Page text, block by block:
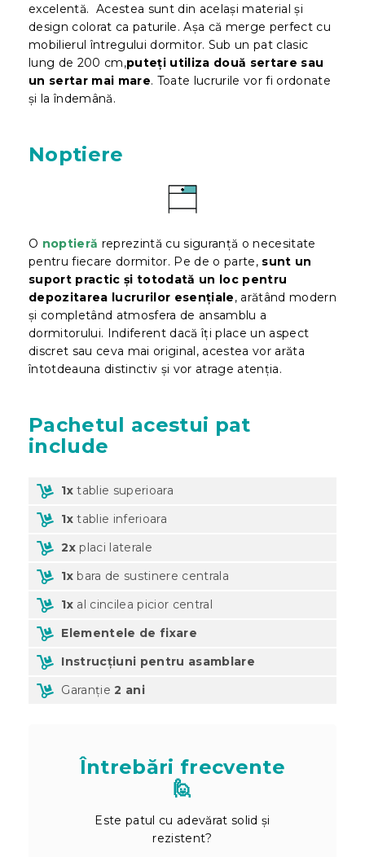
excelentă. Acestea sunt din același material și
design colorat ca paturile. Așa că merge perfect cu
mobilierul întregului dormitor. Sub un pat clasic
lung de 200 cm,puteți utiliza două sertare sau
un sertar mai mare. Toate lucrurile vor fi ordonate
și la îndemână.
Noptiere
O noptieră reprezintă cu siguranță o necesitate
pentru fiecare dormitor. Pe de o parte, sunt un
suport practic și totodată un loc pentru
depozitarea lucrurilor esențiale, arătând modern
și completând atmosfera de ansamblu a
dormitorului. Indiferent dacă îți place un aspect
discret sau ceva mai original, acestea vor arăta
întotdeauna distinctiv și vor atrage atenția.
Pachetul acestui pat
include
1x tablie superioara
1x tablie inferioara
2x placi laterale
1x bara de sustinere centrala
1x al cincilea picior central
Elementele de fixare
Instrucțiuni pentru asamblare
Garanție 2 ani
Întrebări frecvente
🙋
Este patul cu adevărat solid și
rezistent?